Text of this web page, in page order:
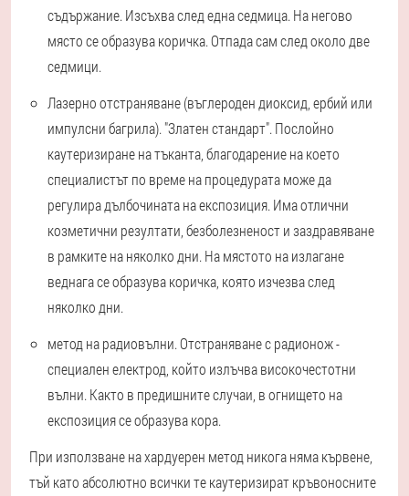
съдържание. Изсъхва след една седмица. На негово
място се образува коричка. Отпада сам след около две
седмици.
Лазерно отстраняване (въглероден диоксид, ербий или
импулсни багрила). "Златен стандарт". Послойно
каутеризиране на тъканта, благодарение на което
специалистът по време на процедурата може да
регулира дълбочината на експозиция. Има отлични
козметични резултати, безболезненост и заздравяване
в рамките на няколко дни. На мястото на излагане
веднага се образува коричка, която изчезва след
няколко дни.
метод на радиовълни. Отстраняване с радионож -
специален електрод, който излъчва високочестотни
вълни. Както в предишните случаи, в огнището на
експозиция се образува кора.
При използване на хардуерен метод никога няма кървене,
тъй като абсолютно всички те каутеризират кръвоносните